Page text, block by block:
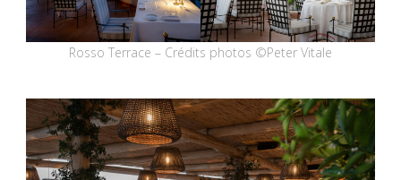
Rosso Terrace – Crédits photos ©Peter Vitale